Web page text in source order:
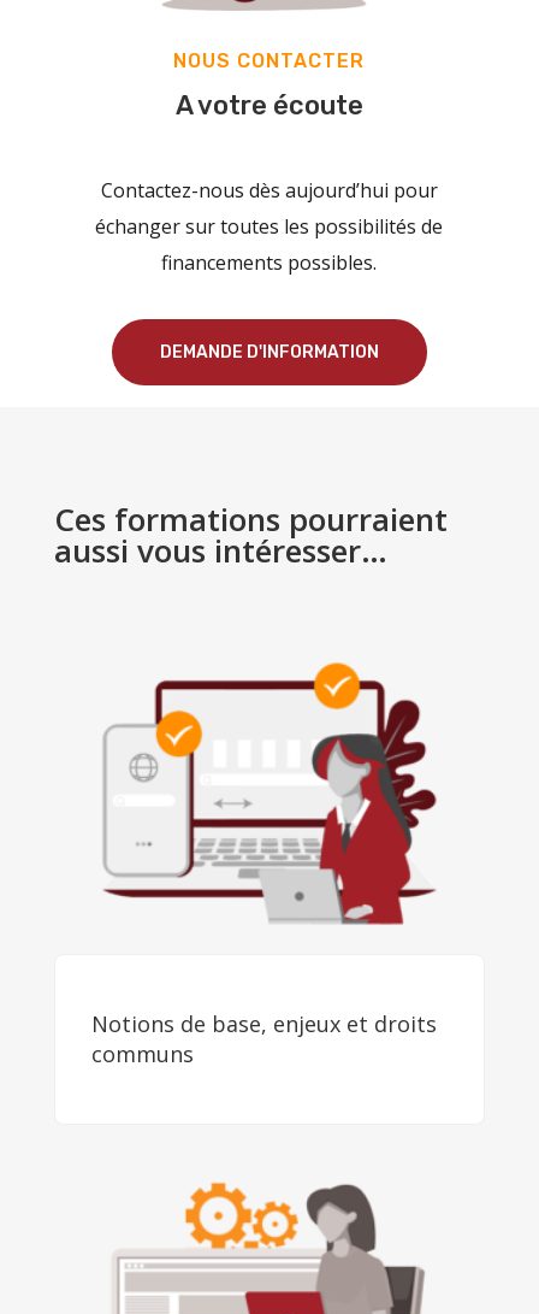
NOUS CONTACTER
A votre écoute
Contactez-nous dès aujourd’hui pour
échanger sur toutes les possibilités de
financements possibles.
DEMANDE D'INFORMATION
Ces formations pourraient
aussi vous intéresser…
Notions de base, enjeux et droits
communs